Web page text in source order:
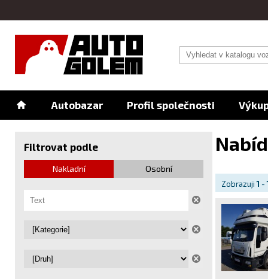
Autobazar Profil společnosti
Filtrovat podle
Nakladní Osobní
Zobrazuji1 -